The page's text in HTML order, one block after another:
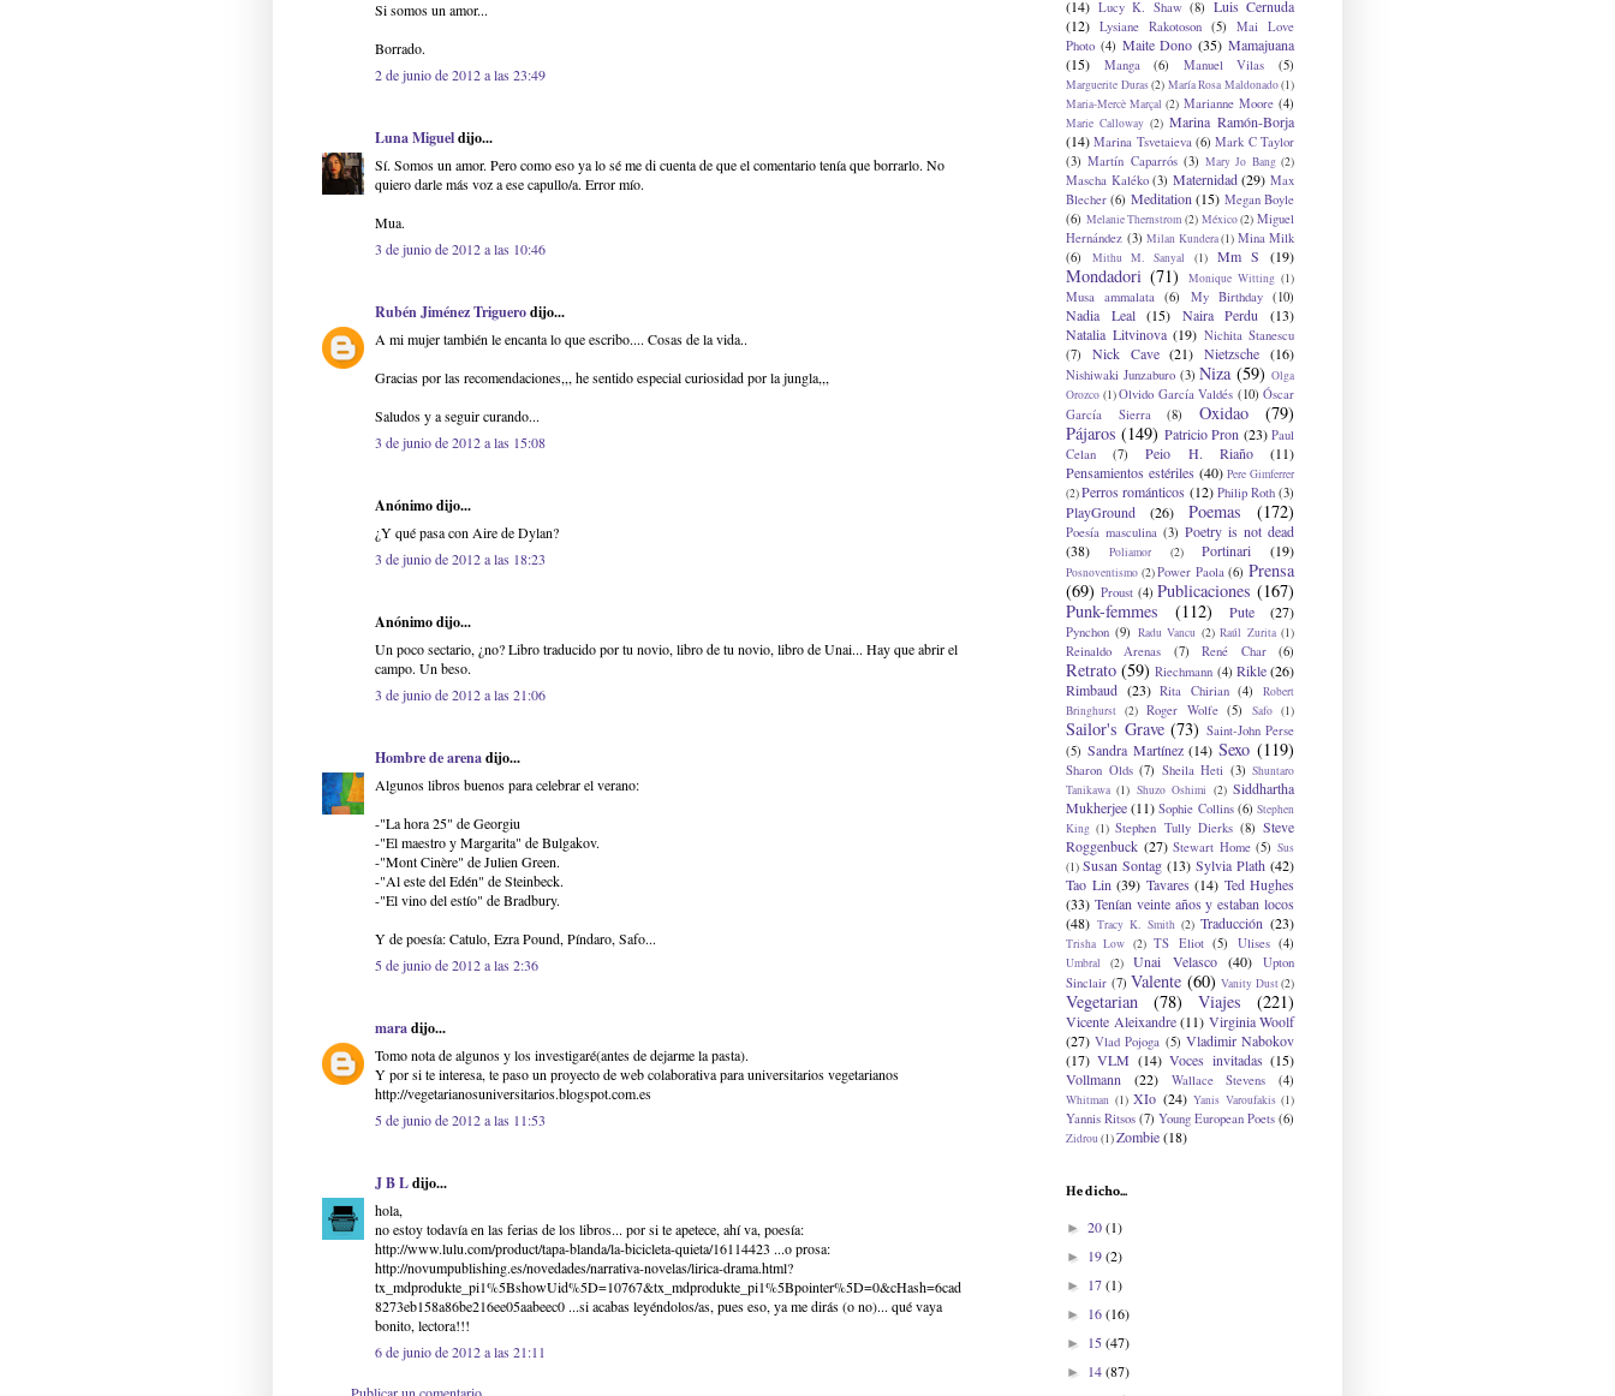
Si somos un amor...
Borrado.
2 de junio de 2012 a las 23:49
Luna Migueldijo...
Sí. Somos un amor. Pero como eso ya lo sé me di cuenta de que el comentario tenía que borrarlo. No
quiero darle más voz a ese capullo/a. Error mío.
Mua.
3 de junio de 2012 a las 10:46
Rubén Jiménez Triguerodijo...
A mi mujer también le encanta lo que escribo.... Cosas de la vida..
Gracias por las recomendaciones,,, he sentido especial curiosidad por la jungla,,,
Saludos y a seguir curando...
3 de junio de 2012 a las 15:08
Anónimo dijo...
¿Y qué pasa con Aire de Dylan?
3 de junio de 2012 a las 18:23
Anónimo dijo...
Un poco sectario, ¿no? Libro traducido por tu novio, libro de tu novio, libro de Unai... Hay que abrir el
campo. Un beso.
3 de junio de 2012 a las 21:06
Hombre de arenadijo...
Algunos libros buenos para celebrar el verano:
-"La hora 25" de Georgiu
-"El maestro y Margarita" de Bulgakov.
-"Mont Cinère" de Julien Green.
-"Al este del Edén" de Steinbeck.
-"El vino del estío" de Bradbury.
Y de poesía: Catulo, Ezra Pound, Píndaro, Safo...
5 de junio de 2012 a las 2:36
maradijo...
Tomo nota de algunos y los investigaré(antes de dejarme la pasta).
Y por si te interesa, te paso un proyecto de web colaborativa para universitarios vegetarianos
http://vegetarianosuniversitarios.blogspot.com.es
5 de junio de 2012 a las 11:53
J B Ldijo...
hola,
no estoy todavía en las ferias de los libros... por si te apetece, ahí va, poesía:
http://www.lulu.com/product/tapa-blanda/la-bicicleta-quieta/16114423 ...o prosa:
http://novumpublishing.es/novedades/narrativa-novelas/lirica-drama.html?
tx_mdprodukte_pi1%5BshowUid%5D=10767&tx_mdprodukte_pi1%5Bpointer%5D=0&cHash=6cad
8273eb158a86be216ee05aabeec0 ...si acabas leyéndolos/as, pues eso, ya me dirás (o no)... qué vaya
bonito, lectora!!!
6 de junio de 2012 a las 21:11
(14) Lucy K. Shaw (8) Luis Cernuda
(12) Lysiane Rakotoson (5)
Mai Love
Photo (4) Maite Dono (35) Mamajuana
(15)
Manga (6) Manuel Vilas (5)
Marguerite Duras(2) María Rosa Maldonado(1)
Maria-Mercè Marçal (2) Marianne Moore (4)
Marie Calloway (2) Marina Ramón-Borja
(14) Marina Tsvetaieva (6) Mark C Taylor
(3) Martín Caparrós (3) Mary Jo Bang (2)
Mascha Kaléko (3) Maternidad (29) Max
Blecher (6) Meditation (15) Megan Boyle
(6) Melanie Thernstrom (2) México (2) Miguel
Hernández (3) Milan Kundera(1) Mina Milk
(6)
Mithu M. Sanyal (1) Mm S (19)
Mondadori (71) Monique Witting (1)
Musa ammalata (6) My Birthday (10)
Nadia Leal (15) Naira Perdu
(13)
Natalia Litvinova (19) Nichita Stanescu
(7)
Nick Cave (21) Nietzsche (16)
Nishiwaki Junzaburo (3) Niza (59) Olga
Orozco (1)Olvido García Valdés (10) Óscar
García Sierra
(8) Oxidao
(79)
Pájaros (149) Patricio Pron (23) Paul
Celan
(7) Peio H. Riaño
(11)
Pensamientos estériles (40) Pere Gimferrer
(2)Perros románticos (12) Philip Roth (3)
PlayGround (26) Poemas (172)
Poesía masculina (3) Poetry is not dead
(38)
Poliamor (2) Portinari (19)
Posnoventismo (2) Power Paola (6) Prensa
(69) Proust (4) Publicaciones (167)
Punk-femmes
(112) Pute (27)
Pynchon (9) Radu Vancu (2) Raúl Zurita (1)
Reinaldo Arenas (7) René Char (6)
Retrato (59) Riechmann (4) Rikle (26)
Rimbaud (23) Rita Chirian (4)
Robert
Bringhurst (2) Roger Wolfe (5) Safo (1)
Sailor's Grave (73) Saint-John Perse
(5) Sandra Martínez (14) Sexo (119)
Sharon Olds (7) Sheila Heti (3) Shuntaro
Tanikawa (1) Shuzo Oshimi (2) Siddhartha
Mukherjee (11) Sophie Collins (6) Stephen
King (1) Stephen Tully Dierks (8) Steve
Roggenbuck (27) Stewart Home (5) Sus
(1) Susan Sontag (13) Sylvia Plath (42)
Tao Lin (39) Tavares (14) Ted Hughes
(33) Tenían veinte años y estaban locos
(48) Tracy K. Smith (2) Traducción (23)
Trisha Low (2) TS Eliot (5) Ulises (4)
Umbral (2) Unai Velasco (40)
Upton
Sinclair (7) Valente (60) Vanity Dust(2)
Vegetarian (78) Viajes (221)
Vicente Aleixandre (11) Virginia Woolf
(27) Vlad Pojoga (5) Vladimir Nabokov
(17) VLM (14) Voces invitadas (15)
Vollmann
(22) Wallace Stevens (4)
Whitman (1) XIo (24) Yanis Varoufakis (1)
Yannis Ritsos (7) Young European Poets (6)
Zidrou(1)Zombie(18)
He dicho...
► 20(1)
► 19(2)
► 17(1)
► 16(16)
► 15(47)
► 14(87)